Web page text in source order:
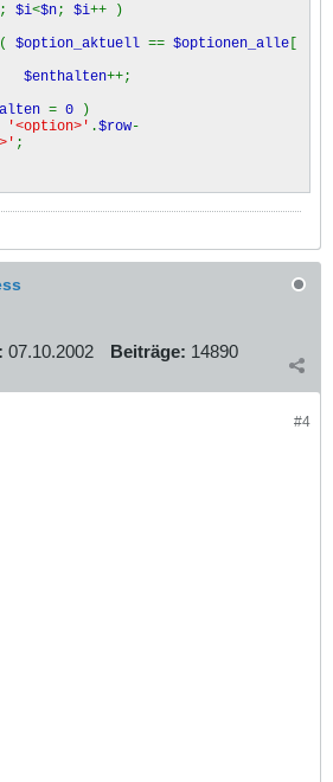
; $i<$n; $i++ )
$option_aktuell == $optionen_alle [
$enthalten++;
= 0
)
'<option>' .$row-
;
07.10.2002 Beiträge: 14890
#4